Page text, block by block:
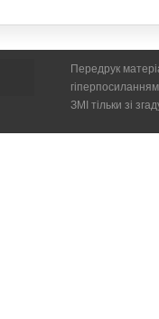
Передрук
ЗМІ тільки зі